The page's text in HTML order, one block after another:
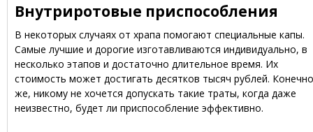
Внутриротовые приспособления
В некоторых случаях от храпа помогают специальные капы.
Самые лучшие и дорогие изготавливаются индивидуально, в
несколько этапов и достаточно длительное время. Их
стоимость может достигать десятков тысяч рублей. Конечно
же, никому не хочется допускать такие траты, когда даже
неизвестно, будет ли приспособление эффективно.